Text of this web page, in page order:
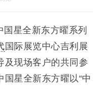
星全新东方曜系列
国际展览中心吉利展
及现场客户的共同参
星全新东方曜以“中